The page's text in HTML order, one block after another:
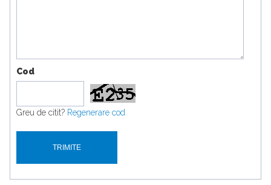
Cod
Greu de citit? Regenerare cod